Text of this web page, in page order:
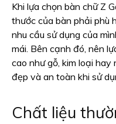
Khi lựa chọn bàn chữ Z
thước của bàn phải phù
nhu cầu sử dụng của
mái. Bên cạnh đó, nên
cao như gỗ, kim loại
đẹp và an toàn khi sử
Chất liệu